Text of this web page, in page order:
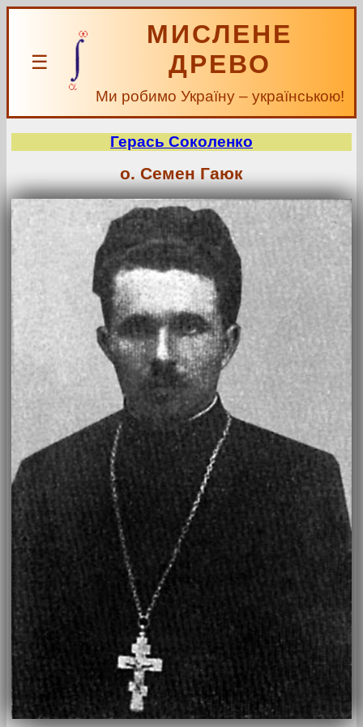
☰
МИСЛЕНЕ
ДРЕВО
Ми робимо Україну – українською!
Герась Соколенко
о. Семен Гаюк